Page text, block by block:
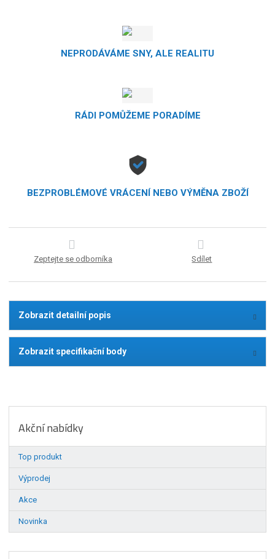
NEPRODÁVÁME SNY, ALE REALITU
RÁDI POMŮŽEME PORADÍME
BEZPROBLÉMOVÉ VRÁCENÍ NEBO VÝMĚNA ZBOŽÍ
Zeptejte se odborníka Sdílet
Zobrazit detailní popis
Zobrazit specifikační body
Akční nabídky
Top produkt
Výprodej
Akce
Novinka